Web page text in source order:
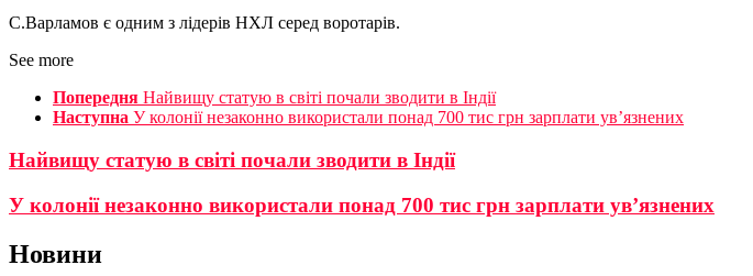
С.Варламов є одним з лідерів НХЛ серед воротарів.
See more
Попередня Найвищу статую в світі почали зводити в Індії
Наступна У колонії незаконно використали понад 700 тис грн зарплати ув’язнених
Найвищу статую в світі почали зводити в Індії
У колонії незаконно використали понад 700 тис грн зарплати ув’язнених
Новини